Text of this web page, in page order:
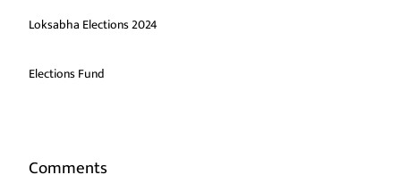
Loksabha Elections 2024
Elections Fund
Comments